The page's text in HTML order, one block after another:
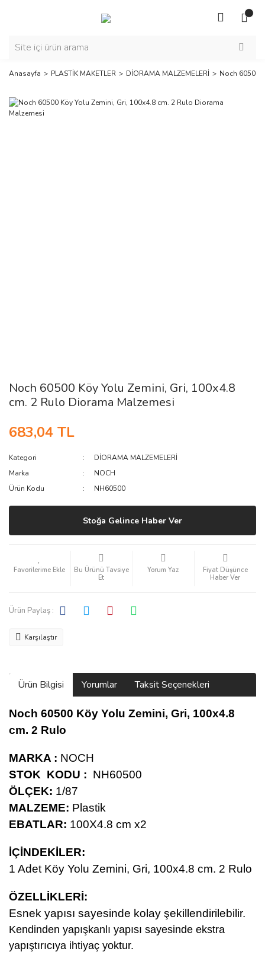
Anasayfa PLASTİK MAKETLER DİORAMA MALZEMELERİ Noch 60500
Noch 60500 Köy Yolu Zemini, Gri, 100x4.8
cm. 2 Rulo Diorama Malzemesi
683,04 TL
Kategori
DİORAMA MALZEMELERİ
Marka
NOCH
Ürün Kodu
NH60500
Stoğa Gelince Haber Ver
Bu Ürünü Tavsiye
Et
Yorum Yaz
Fiyat Düşünce
Haber Ver
Ürün Paylaş :
Karşılaştır
Ürün Bilgisi Yorumlar Taksit Seçenekleri
Noch 60500 Köy Yolu Zemini, Gri, 100x4.8
cm. 2 Rulo
MARKA : NOCH
STOK KODU : NH60500
ÖLÇEK: 1/87
MALZEME: Plastik
EBATLAR: 100X4.8 cm x2
İÇİNDEKİLER:
1 Adet Köy Yolu Zemini, Gri, 100x4.8 cm. 2 Rulo
ÖZELLİKLERİ:
Esnek yapısı sayesinde kolay şekillendirilebilir.
Kendinden yapışkanlı yapısı sayesinde ekstra
yapıştırıcıya ihtiyaç yoktur.